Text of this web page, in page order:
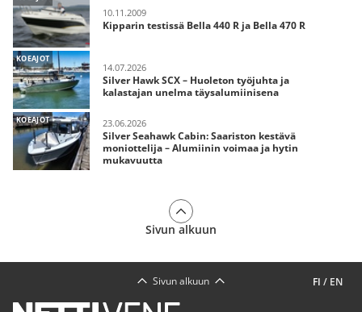
10.11.2009
Kipparin testissä Bella 440 R ja Bella 470 R
KOEAJOT
14.07.2026
Silver Hawk SCX – Huoleton työjuhta ja
kalastajan unelma täysalumiinisena
KOEAJOT 23.06.2026
Silver Seahawk Cabin: Saariston kestävä
moniottelija – Alumiinin voimaa ja hytin
mukavuutta
Sivun alkuun
FI / EN
Sivun alkuun